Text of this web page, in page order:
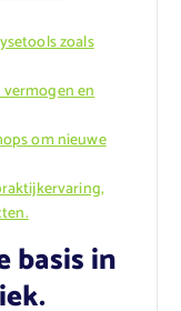
zoals
en
om nieuwe
basis in